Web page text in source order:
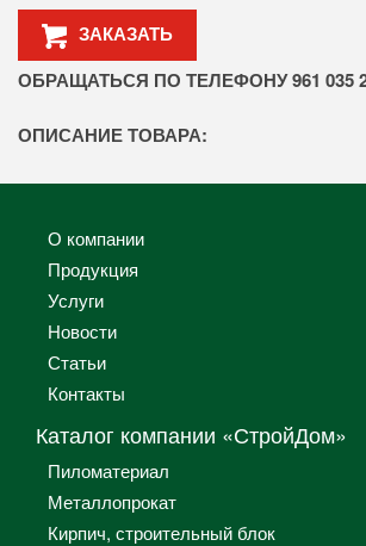
ЗАКАЗАТЬ
ОБРАЩАТЬСЯ ПО ТЕЛЕФОНУ 961 035
ОПИСАНИЕ ТОВАРА:
О компании
Продукция
Услуги
Новости
Статьи
Контакты
Каталог компании «СтройДом»
Пиломатериал
Металлопрокат
Кирпич, строительный блок